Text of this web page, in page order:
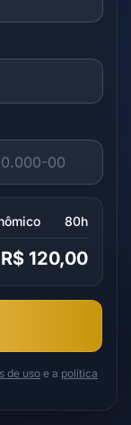
80h
R$ 120,00
de uso e a política